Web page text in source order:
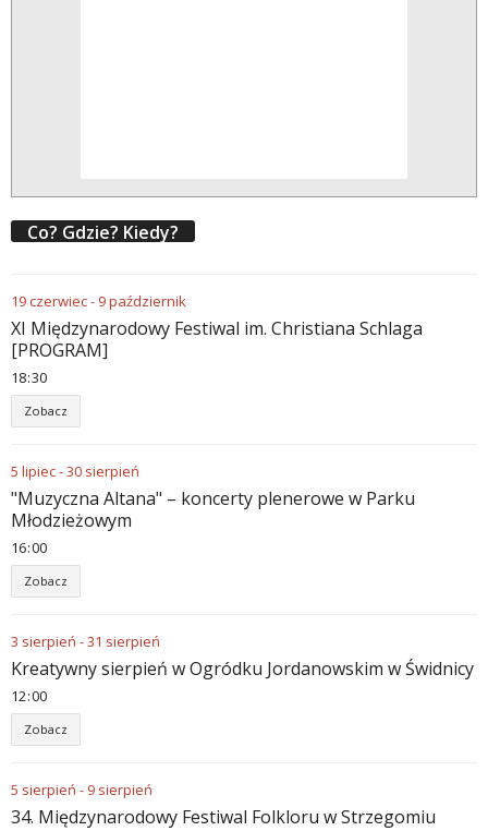
Co? Gdzie? Kiedy?
19czerwiec- 9październik
XI Międzynarodowy Festiwal im. Christiana Schlaga
[PROGRAM]
18:30
Zobacz
5 lipiec-30 sierpień
"Muzyczna Altana" – koncerty plenerowe w Parku
Młodzieżowym
16:00
Zobacz
3 sierpień -31 sierpień
Kreatywny sierpień w Ogródku Jordanowskim w Świdnicy
12:00
Zobacz
5 sierpień - 9 sierpień
34. Międzynarodowy Festiwal Folkloru w Strzegomiu